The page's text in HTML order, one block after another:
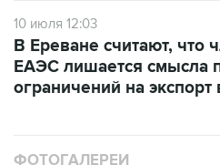
ЕАЭС лишается смысла
ограничений на